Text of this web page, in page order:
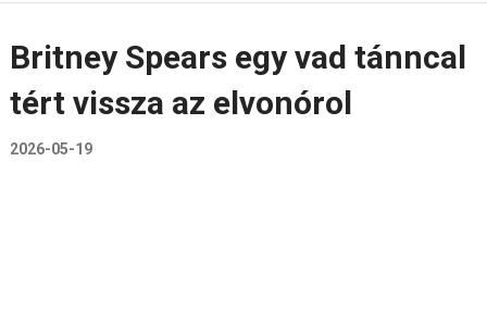
Britney Spears egy vad tánncal
tért vissza az elvonórol
2026-05-19